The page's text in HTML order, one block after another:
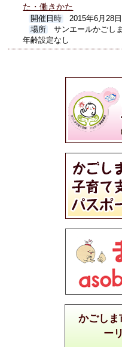
た・働きかた
開催日時
2015年6月28
場所
サンエールかごし
年齢設定なし
かごしま
ー